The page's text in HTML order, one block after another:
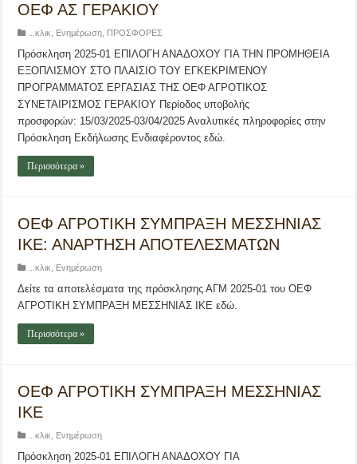
ΟΕΦ ΑΣ ΓΕΡΑΚΙΟΥ
...κλικ Ενημέρωση ΠΡΟΣΦΟΡΕΣ
Πρόσκληση 2025-01 ΕΠΙΛΟΓΗ ΑΝΑΔΟΧΟΥ ΓΙΑ ΤΗΝ ΠΡΟΜΗΘΕΙΑ
ΕΞΟΠΛΙΣΜΟΥ ΣΤΟ ΠΛΑΙΣΙΟ ΤΟΥ ΕΓΚΕΚΡΙΜΈΝΟΥ
ΠΡΟΓΡΑΜΜΑΤΟΣ ΕΡΓΑΣΙΑΣ ΤΗΣ ΟΕΦ ΑΓΡΟΤΙΚΟΣ
ΣΥΝΕΤΑΙΡΙΣΜΟΣ ΓΕΡΑΚΙΟΥ Περίοδος υποβολής
προσφορών: 15/03/2025-03/04/2025 Αναλυτικές πληροφορίες στην
Πρόσκληση Εκδήλωσης Ενδιαφέροντος εδώ.
Περισσότερα »
ΟΕΦ ΑΓΡΟΤΙΚΗ ΣΥΜΠΡΑΞΗ ΜΕΣΣΗΝΙΑΣ
ΙΚΕ: ΑΝΑΡΤΗΣΗ ΑΠΟΤΕΛΕΣΜΑΤΩΝ
...κλικ Ενημέρωση
Δείτε τα αποτελέσματα της πρόσκλησης ΑΓΜ 2025-01 του ΟΕΦ
ΑΓΡΟΤΙΚΗ ΣΥΜΠΡΑΞΗ ΜΕΣΣΗΝΙΑΣ ΙΚΕ εδώ.
Περισσότερα »
ΟΕΦ ΑΓΡΟΤΙΚΗ ΣΥΜΠΡΑΞΗ ΜΕΣΣΗΝΙΑΣ
ΙΚΕ
...κλικ Ενημέρωση
Πρόσκληση 2025-01 ΕΠΙΛΟΓΗ ΑΝΑΔΟΧΟΥ ΓΙΑ